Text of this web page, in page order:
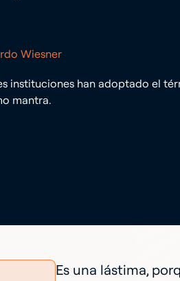
Wiesner
instituciones han adoptado el
mantra.
Es una lástima,